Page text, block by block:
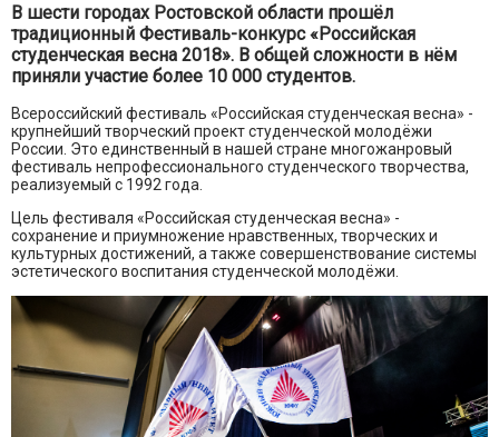
В шести городах Ростовской области прошёл
традиционный Фестиваль-конкурс «Российская
студенческая весна 2018». В общей сложности в нём
приняли участие более 10 000 студентов.
Всероссийский фестиваль «Российская студенческая весна» -
крупнейший творческий проект студенческой молодёжи
России. Это единственный в нашей стране многожанровый
фестиваль непрофессионального студенческого творчества,
реализуемый с 1992 года.
Цель фестиваля «Российская студенческая весна» -
сохранение и приумножение нравственных, творческих и
культурных достижений, а также совершенствование системы
эстетического воспитания студенческой молодёжи.